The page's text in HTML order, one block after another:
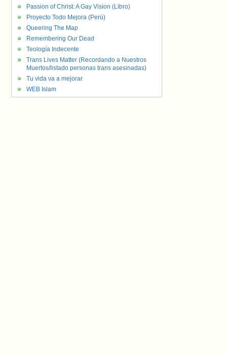
Passion of Christ: A Gay Vision (Libro)
Proyecto Todo Mejora (Perú)
Queering The Map
Remembering Our Dead
Teología Indecente
Trans Lives Matter (Recordando a Nuestros
Muertos/listado personas trans asesinadas)
Tu vida va a mejorar
WEB Islam